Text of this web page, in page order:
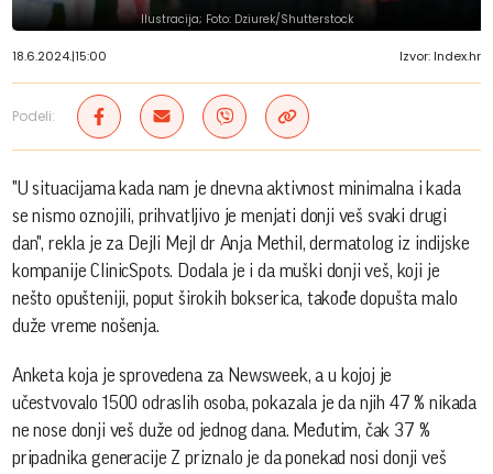
Ilustracija; Foto: Dziurek/Shutterstock
18.6.2024.|15:00 Izvor: Index.hr
Podeli:
"U situacijama kada nam je dnevna aktivnost minimalna i kada
se nismo oznojili, prihvatljivo je menjati donji veš svaki drugi
dan", rekla je za Dejli Mejl dr Anja Methil, dermatolog iz indijske
kompanije ClinicSpots. Dodala je i da muški donji veš, koji je
nešto opušteniji, poput širokih bokserica, takođe dopušta malo
duže vreme nošenja.
Anketa koja je sprovedena za Newsweek, a u kojoj je
učestvovalo 1500 odraslih osoba, pokazala je da njih 47 % nikada
ne nose donji veš duže od jednog dana. Međutim, čak 37 %
pripadnika generacije Z priznalo je da ponekad nosi donji veš